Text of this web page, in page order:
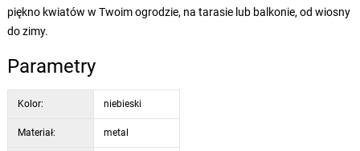
piękno kwiatów w Twoim ogrodzie, na tarasie lub balkonie, od wiosny
do zimy.
Parametry
Kolor: niebieski
Materiał: metal